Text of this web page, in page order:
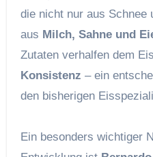
die nicht nur aus Schnee
aus Milch, Sahne und
Zutaten verhalfen dem
Konsistenz – ein
den bisherigen
Ein besonders wichtiger